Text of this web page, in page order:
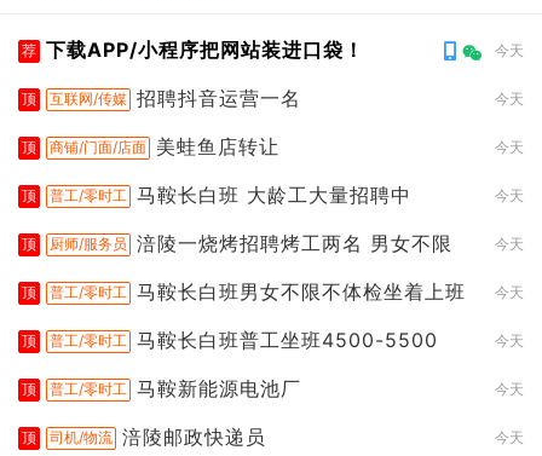
荐 下载APP/小程序把网站装进口袋！ 今天
顶 互联网/传媒 招聘抖音运营一名 今天
顶 商铺/门面/店面 美蛙鱼店转让 今天
顶 普工/零时工 马鞍长白班 大龄工大量招聘中 今天
顶 厨师/服务员 涪陵一烧烤招聘烤工两名 男女不限 今天
顶 普工/零时工 马鞍长白班男女不限不体检坐着上班 今天
顶 普工/零时工 马鞍长白班普工坐班4500-5500 今天
顶 普工/零时工 马鞍新能源电池厂 今天
顶 司机/物流 涪陵邮政快递员 今天